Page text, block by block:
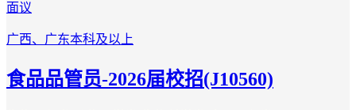
面议
广西、广东本科及以上
食品品管员-2026届校招(J10560)